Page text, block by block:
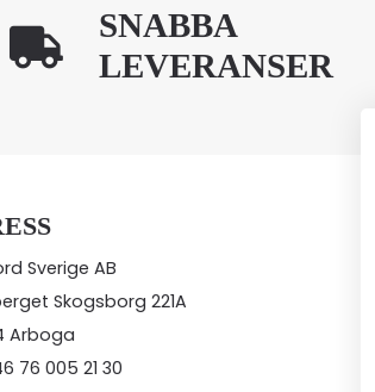
SNABBA
LEVERANSER
Sverige AB
Skogsborg 221A
Arboga
76 005 21 30